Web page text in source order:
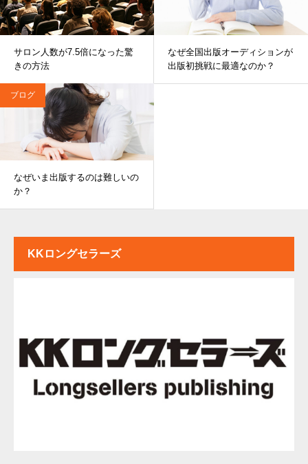
サロン人数が7.5倍になった驚
きの方法
なぜ全国出版オーディションが
出版初挑戦に最適なのか？
ブログ
なぜいま出版するのは難しいの
か？
KKロングセラーズ